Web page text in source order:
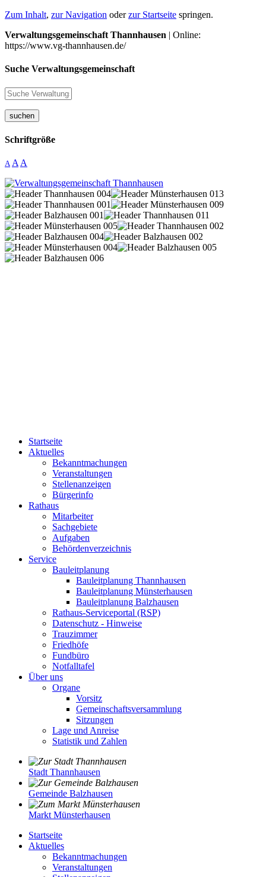
Zum Inhalt, zur Navigation oderzur Startseite springen.
Verwaltungsgemeinschaft Thannhausen | Online:
https://www.vg-thannhausen.de/
Suche Verwaltungsgemeinschaft
suchen
Schriftgröße
A A A
Startseite
Aktuelles
Bekanntmachungen
Veranstaltungen
Stellenanzeigen
Bürgerinfo
Rathaus
Mitarbeiter
Sachgebiete
Aufgaben
Behördenverzeichnis
Service
Bauleitplanung
Bauleitplanung Thannhausen
Bauleitplanung Münsterhausen
Bauleitplanung Balzhausen
Rathaus-Serviceportal (RSP)
Datenschutz - Hinweise
Trauzimmer
Friedhöfe
Fundbüro
Notfalltafel
Über uns
Organe
Vorsitz
Gemeinschaftsversammlung
Sitzungen
Lage und Anreise
Statistik und Zahlen
Stadt Thannhausen
Gemeinde Balzhausen
Markt Münsterhausen
Startseite
Aktuelles
Bekanntmachungen
Veranstaltungen